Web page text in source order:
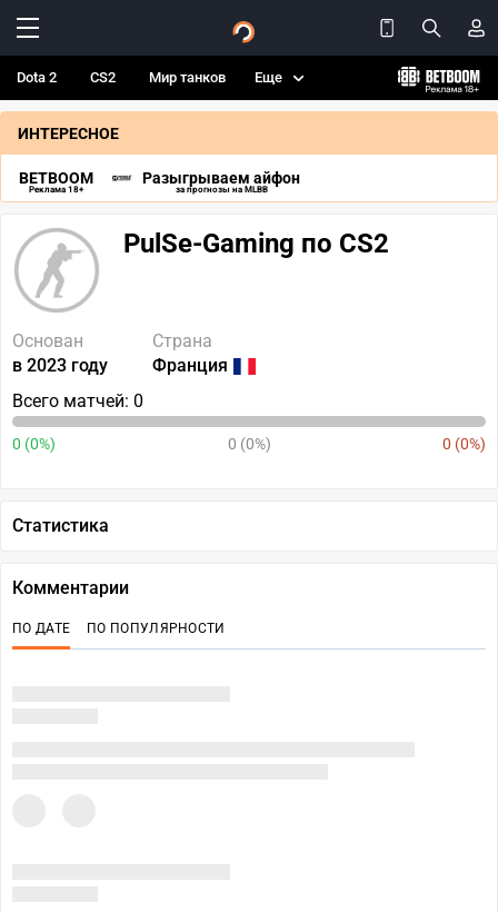
Dota 2 CS2 Мир танков Еще
ИНТЕРЕСНОЕ
BETBOOM
Реклама 18+
Разыгрываем айфон
за прогнозы на MLBB
PulSe-Gaming по CS2
Основан
в 2023 году
Страна
Франция
Всего матчей: 0
0 (0%) 0 (0%) 0 (0%)
Статистика
Комментарии
ПО ДАТЕ ПО ПОПУЛЯРНОСТИ